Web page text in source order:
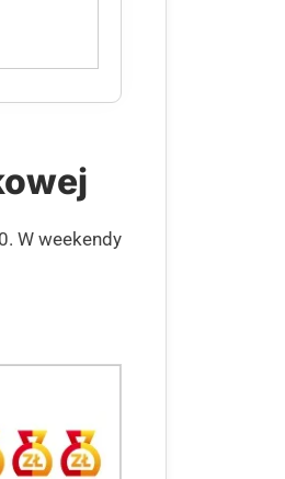
W weekendy